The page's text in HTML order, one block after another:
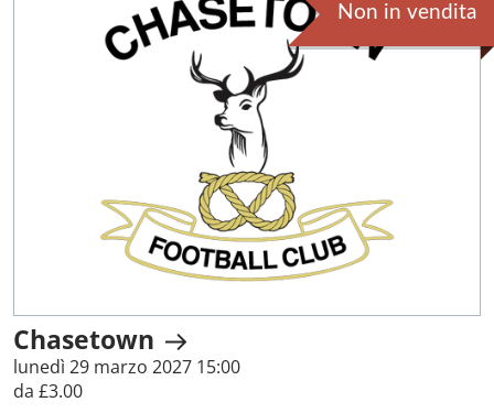
Non in vendita
Chasetown
lunedì 29 marzo 2027 15:00
da £3.00